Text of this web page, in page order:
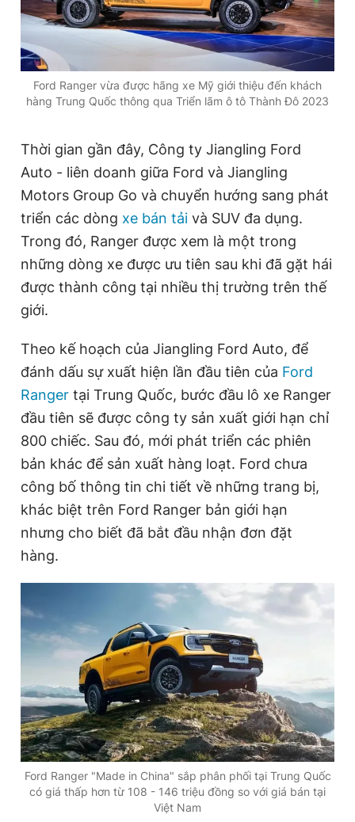
Tổng biên tập: Nguyễn Ngọc Toàn
Phó tổng biên tập thường trực: Hải Thành
Phó tổng biên tập: Lâm Hiếu Dũng
Phó tổng biên tập: Trần Việt Hưng
Tổng thư ký tòa soạn: Đức Trung
Giấy phép xuất bản số 110/GP - BTTTT cấp ngày 24.3.2020
© 2003-2026 Bản quyền thuộc về Báo Thanh Niên. Cấm sao
Ford Ranger vừa được hãng xe Mỹ giới thiệu đến khách
hàng Trung Quốc thông qua Triển lãm ô tô Thành Đô 2023
Thời gian gần đây, Công ty Jiangling Ford
Auto - liên doanh giữa Ford và Jiangling
Motors Group Go và chuyển hướng sang phát
triển các dòng xe bán tải và SUV đa dụng.
Trong đó, Ranger được xem là một trong
những dòng xe được ưu tiên sau khi đã gặt hái
được thành công tại nhiều thị trường trên thế
giới.
Theo kế hoạch của Jiangling Ford Auto, để
đánh dấu sự xuất hiện lần đầu tiên của Ford
Ranger tại Trung Quốc, bước đầu lô xe Ranger
đầu tiên sẽ được công ty sản xuất giới hạn chỉ
800 chiếc. Sau đó, mới phát triển các phiên
bản khác để sản xuất hàng loạt. Ford chưa
công bố thông tin chi tiết về những trang bị,
khác biệt trên Ford Ranger bản giới hạn
nhưng cho biết đã bắt đầu nhận đơn đặt
hàng.
Ford Ranger "Made in China" sắp phân phối tại Trung Quốc
có giá thấp hơn từ 108 - 146 triệu đồng so với giá bán tại
Việt Nam